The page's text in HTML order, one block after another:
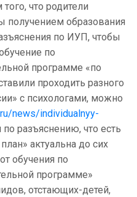
что родители
получением образования
по ИУП, чтобы
по
программе «по
проходить разного
с психологами, можно
news/individualnyy-
разъяснению, что есть
актуальна до сих
обучения по
программе»
отстающих-детей,